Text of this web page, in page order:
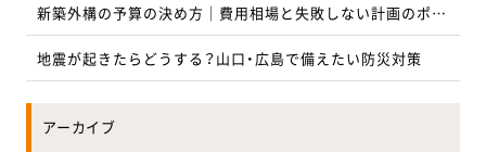
新築外構の予算の決め方｜費用相場と失敗しない計画のポイント
地震が起きたらどうする？山口・広島で備えたい防災対策
アーカイブ
防府店
0120-834-938
周南店
0120-734-938
0120-334-938